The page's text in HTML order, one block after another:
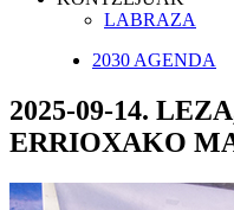
LABRAZA
2030 AGENDA
2025-09-14.
ERRIOXAKO